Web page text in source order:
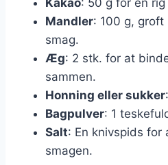
Mandler: 100 g,
smag.
Æg: 2 stk. for at
sammen.
Honning eller sukker
Bagpulver: 1
Salt: En knivspids
smagen.